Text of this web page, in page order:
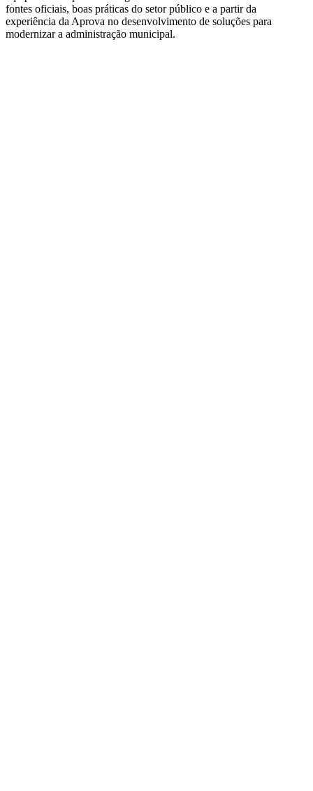
fontes oficiais, boas práticas do setor público e a partir da
experiência da Aprova no desenvolvimento de soluções para
modernizar a administração municipal.